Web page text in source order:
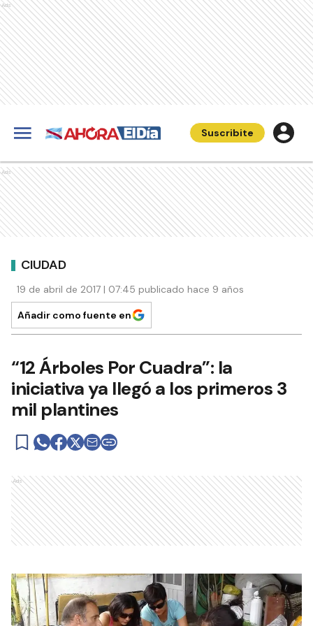
Ads
Suscribite
Ads
CIUDAD
19 de abril de 2017 | 07:45 publicado hace 9 años
Añadir como fuente en
“12 Árboles Por Cuadra”: la
iniciativa ya llegó a los primeros 3
mil plantines
Ads